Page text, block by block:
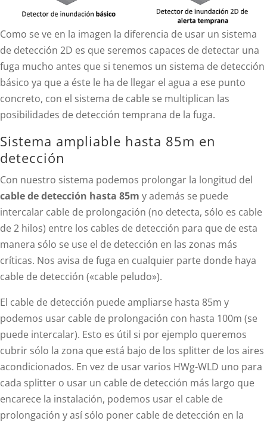
Como se ve en la imagen la diferencia de usar un sistema
de detección 2D es que seremos capaces de detectar una
fuga mucho antes que si tenemos un sistema de detección
básico ya que a éste le ha de llegar el agua a ese punto
concreto, con el sistema de cable se multiplican las
posibilidades de detección temprana de la fuga.
Sistema ampliable hasta 85m en
detección
Con nuestro sistema podemos prolongar la longitud del
cable de detección hasta 85m y además se puede
intercalar cable de prolongación (no detecta, sólo es cable
de 2 hilos) entre los cables de detección para que de esta
manera sólo se use el de detección en las zonas más
críticas. Nos avisa de fuga en cualquier parte donde haya
cable de detección («cable peludo»).
El cable de detección puede ampliarse hasta 85m y
podemos usar cable de prolongación con hasta 100m (se
puede intercalar). Esto es útil si por ejemplo queremos
cubrir sólo la zona que está bajo de los splitter de los aires
acondicionados. En vez de usar varios HWg-WLD uno para
cada splitter o usar un cable de detección más largo que
encarece la instalación, podemos usar el cable de
prolongación y así sólo poner cable de detección en la